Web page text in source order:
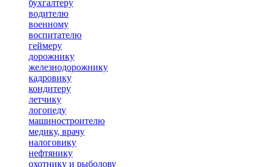
бухгалтеру
водителю
военному
воспитателю
геймеру
дорожнику
железнодорожнику
кадровику
кондитеру
летчику
логопеду
машиностроителю
медику, врачу
налоговику
нефтянику
охотнику и рыболову